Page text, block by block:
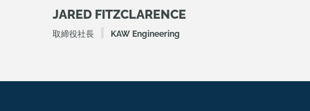
JARED FITZCLARENCE
取締役社長 KAW Engineering